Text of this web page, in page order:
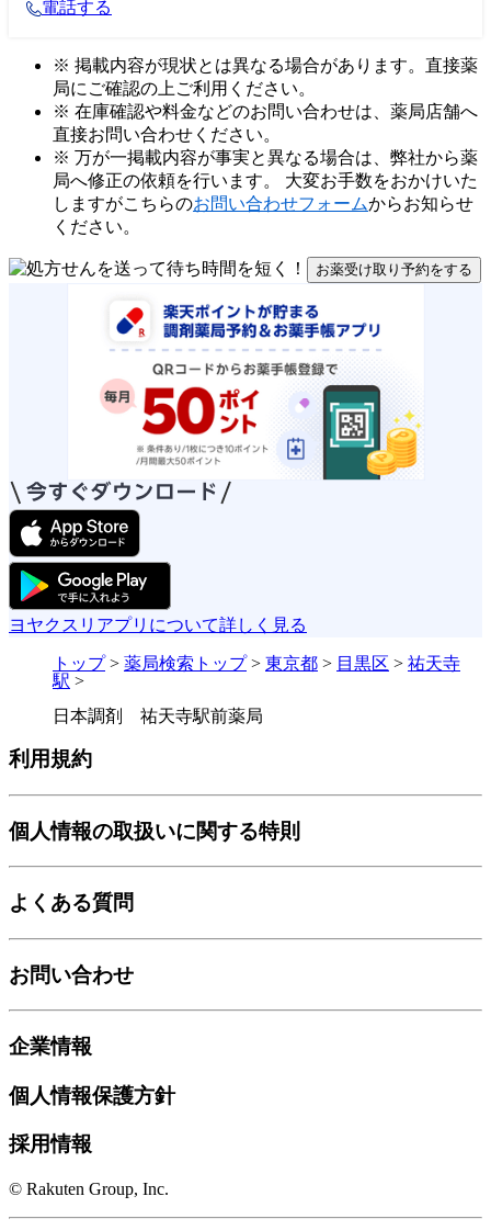
電話する
※ 掲載内容が現状とは異なる場合があります。直接薬
局にご確認の上ご利用ください。
※ 在庫確認や料金などのお問い合わせは、薬局店舗へ
直接お問い合わせください。
※ 万が一掲載内容が事実と異なる場合は、弊社から薬
局へ修正の依頼を行います。 大変お手数をおかけいた
しますがこちらのお問い合わせフォームからお知らせ
ください。
お薬受け取り予約をする
ヨヤクスリアプリについて詳しく見る
トップ> 薬局検索トップ> 東京都 > 目黒区 > 祐天寺
駅 >
日本調剤 祐天寺駅前薬局
利用規約
個人情報の取扱いに関する特則
よくある質問
お問い合わせ
企業情報
個人情報保護方針
採用情報
© Rakuten Group, Inc.